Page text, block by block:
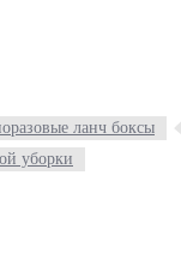
ланч боксы
уборки